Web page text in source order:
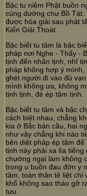
Bậc tu niệm Phật buồn
cúng dường chư Bồ
được hóa giải sau phát
Kiến Giải Thoát.
Bậc biết tu tâm là bậc
pháp nơi Nghe - Thấy -
tịnh đến nhãn tịnh, nhĩ
pháp không hợp ý
ghét người đi vào đủ
mình không ưa, không
tịnh tịnh, đè ép tâm tịnh.
Bậc biết tu tâm và bậc
cách biệt nhau, chẳng
kia ở Bắc bán cầu, hai
như vậy chẳng khi nào
bên diệt pháp ép tâm
tịnh này phải xa lìa tiếng
chướng ngại làm không
trong u buồn đau đớn y
tâm, toàn thân tê liệt chỉ
khổ không sao tháo gỡ
tựu.